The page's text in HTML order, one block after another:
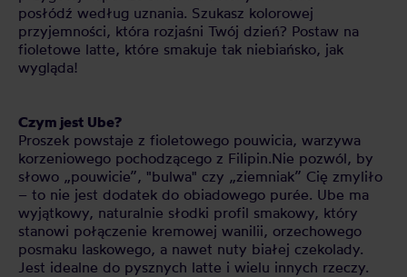
posłódź według uznania. Szukasz kolorowej
przyjemności, która rozjaśni Twój dzień? Postaw na
fioletowe latte, które smakuje tak niebiańsko, jak
wygląda!
Czym jest Ube?
Proszek powstaje z fioletowego pouwicia, warzywa
korzeniowego pochodzącego z Filipin.Nie pozwól, by
słowo „pouwicie”, "bulwa" czy „ziemniak” Cię zmyliło
– to nie jest dodatek do obiadowego purée. Ube ma
wyjątkowy, naturalnie słodki profil smakowy, który
stanowi połączenie kremowej wanilii, orzechowego
posmaku laskowego, a nawet nuty białej czekolady.
Jest idealne do pysznych latte i wielu innych rzeczy.